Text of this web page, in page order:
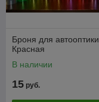
Броня для автооптики
Красная
В наличии
15 руб.